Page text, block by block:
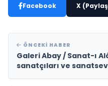
Facebook X
ÖNCEKI HABER
Galeri Abay / Sanat-ı
sanatçıları ve